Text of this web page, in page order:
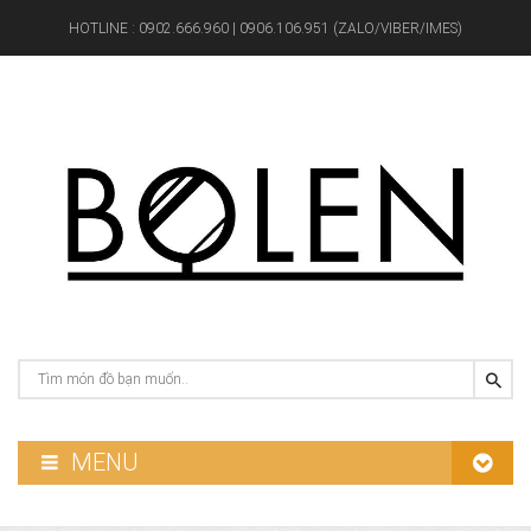
HOTLINE : 0902.666.960 | 0906.106.951 (ZALO/VIBER/IMES)
MENU